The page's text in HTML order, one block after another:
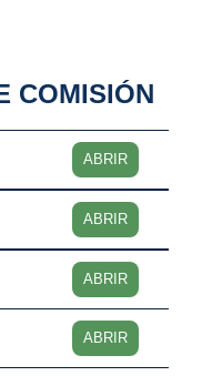
COMISIÓN
ABRIR
ABRIR
ABRIR
ABRIR